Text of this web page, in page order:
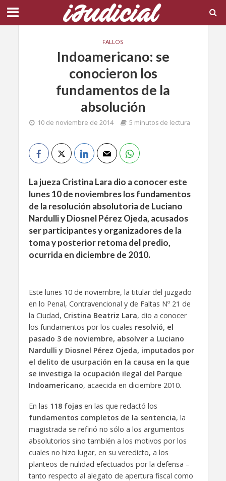
FALLOS
Indoamericano: se
conocieron los
fundamentos de la
absolución
10 de noviembre de 2014 5 minutos de lectura
La jueza Cristina Lara dio a conocer este
lunes 10 de noviembres los fundamentos
de la resolución absolutoria de Luciano
Nardulli y Diosnel Pérez Ojeda, acusados
ser participantes y organizadores de la
toma y posterior retoma del predio,
ocurrida en diciembre de 2010.
Este lunes 10 de noviembre, la titular del juzgado
en lo Penal, Contravencional y de Faltas Nº 21 de
la Ciudad, Cristina Beatriz Lara, dio a conocer
los fundamentos por los cuales resolvió, el
pasado 3 de noviembre, absolver a Luciano
Nardulli y Diosnel Pérez Ojeda, imputados por
el delito de usurpación en la causa en la que
se investiga la ocupación ilegal del Parque
Indoamericano, acaecida en diciembre 2010.
En las 118 fojasen las que redactó los
fundamentos completos de la sentencia, la
magistrada se refirió no sólo a los argumentos
absolutorios sino también a los motivos por los
cuales no hizo lugar, en su veredicto, a los
planteos de nulidad efectuados por la defensa –
tanto respecto al alegato de apertura fiscal como